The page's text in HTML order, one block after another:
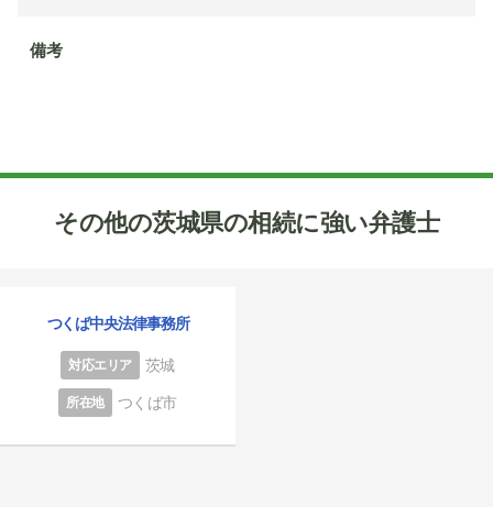
備考
その他の茨城県の相続に強い弁護士
つくば中央法律事務所
対応エリア 茨城
所在地 つくば市